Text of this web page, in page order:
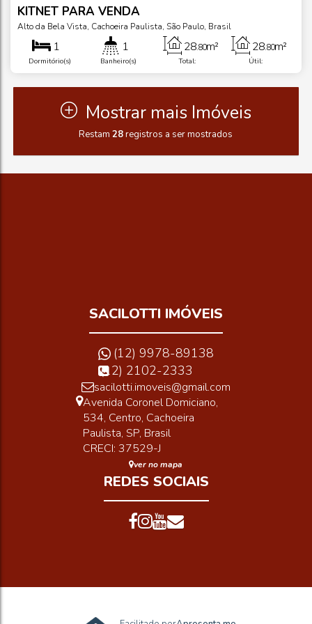
KITNET PARA VENDA
Alto da Bela Vista, Cachoeira Paulista, São Paulo, Brasil
1
Dormitório(s)
1
Banheiro(s) Total:
28.80m²
Útil:
28.80m²
Mostrar mais Imóveis
Restam28registros a ser mostrados
SACILOTTI IMÓVEIS
(12) 9978-89138
(12) 2102-2333
sacilotti.imoveis@gmail.com
Avenida Coronel Domiciano,
534, Centro, Cachoeira
Paulista, SP, Brasil
CRECI: 37529-J
ver no mapa
REDES SOCIAIS